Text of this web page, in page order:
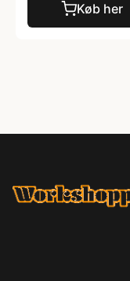
Køb her